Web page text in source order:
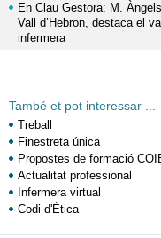
En Clau Gestora: M.
Vall d’Hebron, destaca el
infermera
També et pot interessar ...
Treball
Finestreta única
Propostes de formació
Actualitat professional
Infermera virtual
Codi d'Ètica